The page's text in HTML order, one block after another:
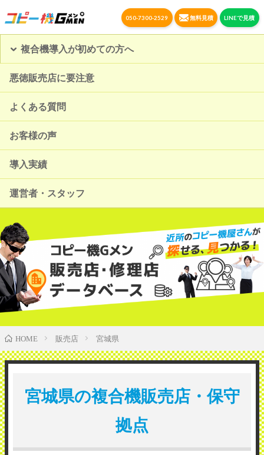
050-7300-2529 無料見積 LINEで見積
複合機導入が初めての方へ
悪徳販売店に要注意
よくある質問
お客様の声
導入実績
運営者・スタッフ
HOME 販売店 宮城県
宮城県の複合機販売店・保守
拠点